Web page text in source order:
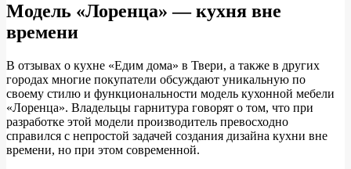
Модель «Лоренца» — кухня вне
времени
В отзывах о кухне «Едим дома» в Твери, а также в других
городах многие покупатели обсуждают уникальную по
своему стилю и функциональности модель кухонной мебели
«Лоренца». Владельцы гарнитура говорят о том, что при
разработке этой модели производитель превосходно
справился с непростой задачей создания дизайна кухни вне
времени, но при этом современной.